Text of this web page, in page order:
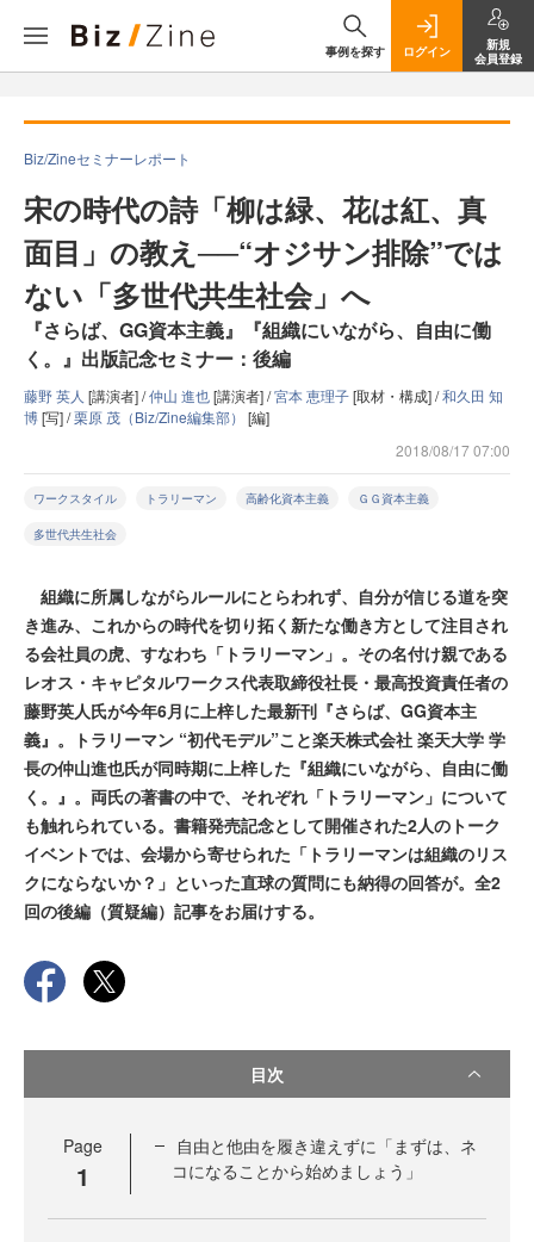
事例を探す ログイン
新規
会員登録
Biz/Zineセミナーレポート
宋の時代の詩「柳は緑、花は紅、真
面目」の教え──“オジサン排除”では
ない「多世代共生社会」へ
『さらば、GG資本主義』『組織にいながら、自由に働
く。』出版記念セミナー：後編
藤野 英人 [講演者] /仲山 進也[講演者] /宮本 恵理子[取材・構成] /和久田 知
博[写] /栗原 茂（Biz/Zine編集部） [編]
2018/08/17 07:00
ワークスタイル トラリーマン 高齢化資本主義 ＧＧ資本主義
多世代共生社会
組織に所属しながらルールにとらわれず、自分が信じる道を突
き進み、これからの時代を切り拓く新たな働き方として注目され
る会社員の虎、すなわち「トラリーマン」。その名付け親である
レオス・キャピタルワークス代表取締役社長・最高投資責任者の
藤野英人氏が今年6月に上梓した最新刊『さらば、GG資本主
義』。トラリーマン “初代モデル”こと楽天株式会社 楽天大学 学
長の仲山進也氏が同時期に上梓した『組織にいながら、自由に働
く。』。両氏の著書の中で、それぞれ「トラリーマン」について
も触れられている。書籍発売記念として開催された2人のトーク
イベントでは、会場から寄せられた「トラリーマンは組織のリス
クにならないか？」といった直球の質問にも納得の回答が。全2
回の後編（質疑編）記事をお届けする。
目次
Page
1
自由と他由を履き違えずに「まずは、ネ
コになることから始めましょう」